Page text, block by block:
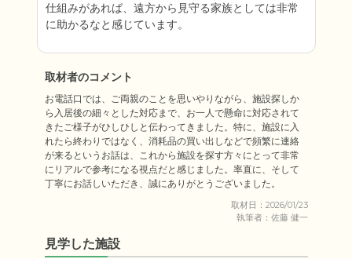
仕組みがあれば、遠方から見守る家族としては非常
に助かるなと感じています。
取材者のコメント
お電話口では、ご両親のことを思いやりながら、施設探しか
ら入居後の細々とした対応まで、お一人で懸命に対応されて
きたご様子がひしひしと伝わってきました。特に、施設に入
れたら終わりではなく、消耗品の買い出しなどで頻繁に連絡
が来るというお話は、これから施設を探す方々にとって非常
にリアルで参考になる視点だと感じました。率直に、そして
丁寧にお話しいただき、誠にありがとうございました。
取材日：2026/01/23
執筆者：佐藤 健一
見学した施設